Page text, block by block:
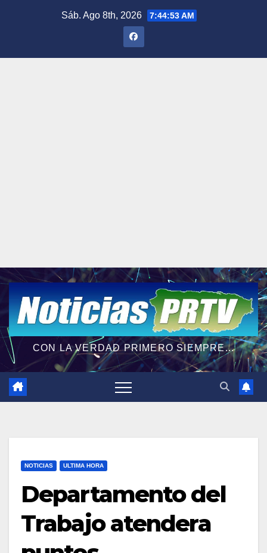
Sáb. Ago 8th, 2026 7:44:54 AM
CON LA VERDAD PRIMERO SIEMPRE...
NOTICIAS ULTIMA HORA
Departamento del
Trabajo atendera